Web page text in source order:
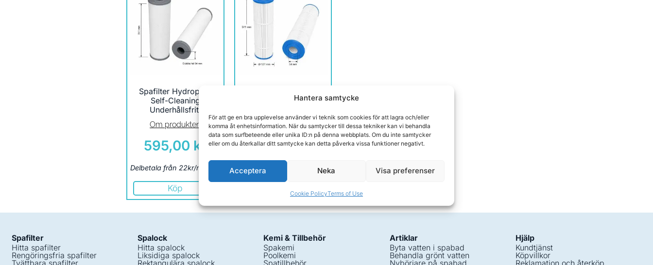
Hantera samtycke
För att ge en bra upplevelse använder vi teknik som cookies för att lagra och/eller
komma åt enhetsinformation. När du samtycker till dessa tekniker kan vi behandla
data som surfbeteende eller unika ID:n på denna webbplats. Om du inte samtycker
eller om du återkallar ditt samtycke kan detta påverka vissa funktioner negativt.
Acceptera Neka Visa preferenser
Cookie PolicyTerms of Use
Spafilter Hydropool
Self-Cleaning
Underhållsfritt
Om produkten
595,00 kr
Delbetala från 22kr/månad
Köp
Hydropool Self-
Om produkten
619,00kr
Delbetala från 23kr/månad
Spafilter
Hitta spafilter
Rengöringsfria spafilter
Spalock
Hitta spalock
Liksidiga spalock
Kemi & Tillbehör
Spakemi
Poolkemi
Artiklar
Byta vatten i spabad
Behandla grönt vatten
Hjälp
Kundtjänst
Köpvillkor